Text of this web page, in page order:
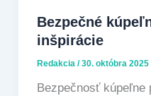
Bezpečné
inšpirácie
Redakcia /30. októbra 2025
Bezpečnosť kúpeľne